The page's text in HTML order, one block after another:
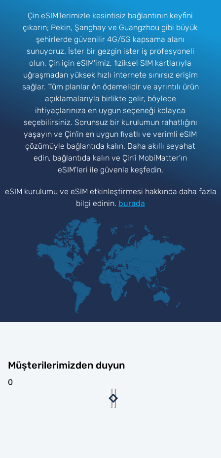
Çin eSIM'lerimizle kesintisiz bağlantının keyfini
çıkarın; Pekin, Şanghay ve Guangzhou gibi büyük
şehirlerde güvenilir 4G/5G kapsama alanı
sunuyoruz. İster bir gezgin ister iş profesyoneli
olun, Çin için eSIM'imiz, fiziksel SIM kartlarıyla
uğraşmadan yüksek hızlı internete sınırsız erişim
sağlar. Tüm planlar ön ödemelidir ve ayrıntılı ürün
açıklamalarıyla birlikte gelir, böylece
ihtiyaçlarınıza en uygun seçeneği kolayca
seçebilirsiniz. Sorunsuz bir kurulumun rahatlığını
yaşayın ve Çin'in en uygun fiyatlı ve verimli eSIM
çözümüyle bağlantıda kalın. Daha akıllı seyahat
edin, bağlantıda kalın ve Çin'i MobiMatter'ın
eSIM'leri ile güvenle keşfedin.
eSIM kurulumu ve eSIM etkinleştirmesi hakkında daha fazla
bilgi edinin. burada
Müşterilerimizden duyun
0